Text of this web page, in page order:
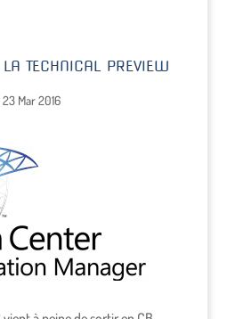
TECHNICAL PREVIEW
23 Mar 2016